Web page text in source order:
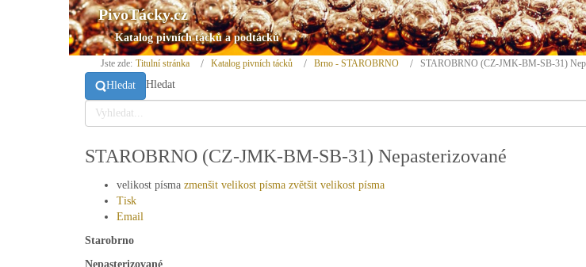
Katalog pivních tácků a podtácků
PivoTácky.cz
Jste zde: Titulní stránka Katalog pivních tácků Brno - STAROBRNO STAROBRNO (CZ-JMK-BM-SB-31)
Hledat Hledat
STAROBRNO (CZ-JMK-BM-SB-31) Nepasterizované
velikost písma zmenšit velikost písma zvětšit velikost písma
Tisk
Email
Starobrno
Nepasterizované